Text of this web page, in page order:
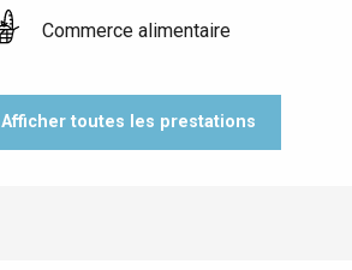
Criel-sur-Mer
Commerce alimentaire
Afficher toutes les prestations